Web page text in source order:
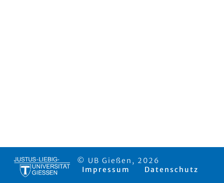
© UB Gießen, 2026
Impressum
Datenschutz